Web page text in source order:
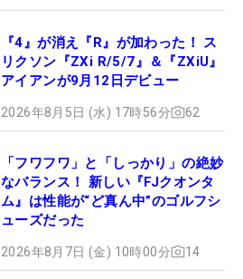
『4』が消え『R』が加わった！ ス
リクソン『ZXi R/5/7』＆『ZXiU』
アイアンが9月12日デビュー
2026年8月5日 (水) 17時56分 62
「フワフワ」と「しっかり」の絶妙
なバランス！ 新しい『FJクオンタ
ム』は性能が“ど真ん中”のゴルフシ
ューズだった
2026年8月7日 (金) 10時00分 14